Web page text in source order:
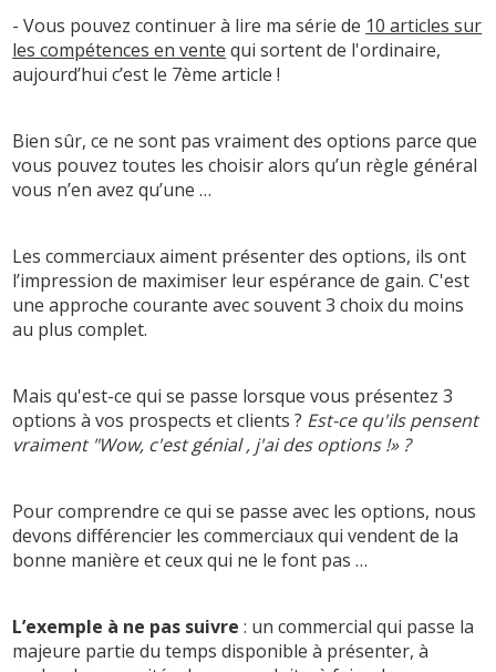
- Vous pouvez continuer à lire ma série de 10 articles sur
les compétences en vente qui sortent de l'ordinaire,
aujourd’hui c’est le 7ème article !
Bien sûr, ce ne sont pas vraiment des options parce que
vous pouvez toutes les choisir alors qu’un règle général
vous n’en avez qu’une …
Les commerciaux aiment présenter des options, ils ont
l’impression de maximiser leur espérance de gain. C'est
une approche courante avec souvent 3 choix du moins
au plus complet.
Mais qu'est-ce qui se passe lorsque vous présentez 3
options à vos prospects et clients ? Est-ce qu'ils pensent
vraiment "Wow, c'est génial , j'ai des options !» ?
Pour comprendre ce qui se passe avec les options, nous
devons différencier les commerciaux qui vendent de la
bonne manière et ceux qui ne le font pas …
L’exemple à ne pas suivre : un commercial qui passe la
majeure partie du temps disponible à présenter, à